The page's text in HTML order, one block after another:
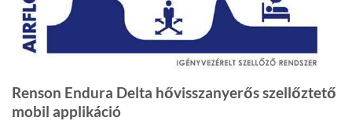
Renson Endura Delta hővisszanyerős szellőztető
mobil applikáció